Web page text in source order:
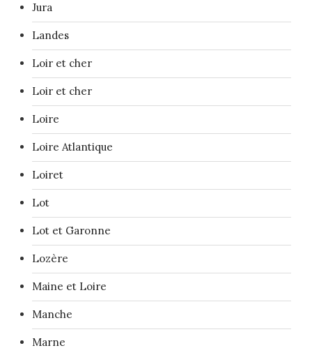
Jura
Landes
Loir et cher
Loir et cher
Loire
Loire Atlantique
Loiret
Lot
Lot et Garonne
Lozère
Maine et Loire
Manche
Marne